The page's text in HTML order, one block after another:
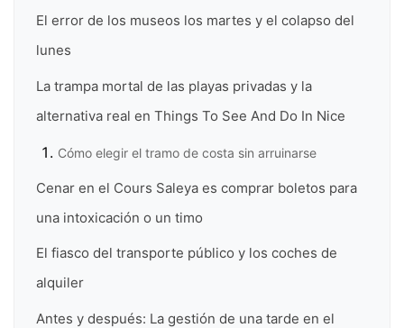
El error de los museos los martes y el colapso del
lunes
La trampa mortal de las playas privadas y la
alternativa real en Things To See And Do In Nice
Cómo elegir el tramo de costa sin arruinarse
Cenar en el Cours Saleya es comprar boletos para
una intoxicación o un timo
El fiasco del transporte público y los coches de
alquiler
Antes y después: La gestión de una tarde en el